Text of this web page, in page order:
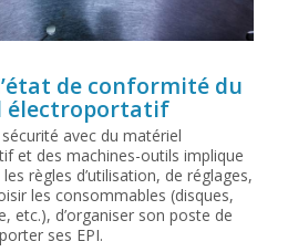
de conformité du
électroportatif
avec du matériel
et des machines-outils implique
règles d’utilisation, de réglages,
les consommables (disques,
etc.), d’organiser son poste de
ses EPI.